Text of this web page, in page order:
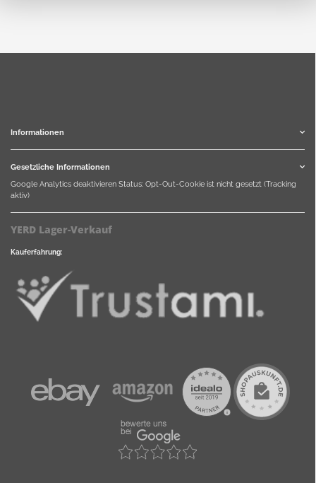
Informationen
Gesetzliche Informationen
Google Analytics deaktivieren Status: Opt-Out-Cookie ist nicht gesetzt (Tracking
aktiv)
YERD Lager-Verkauf
Kauferfahrung: